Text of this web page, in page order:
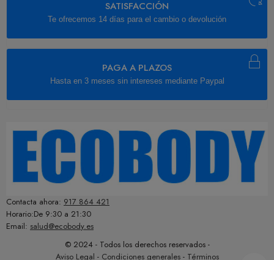
SATISFACCIÓN
Te ofrecemos 14 días para el cambio o devolución
PAGA A PLAZOS
Hasta en 3 meses sin intereses mediante Paypal
Contacta ahora: 917 864 421
Horario:De 9:30 a 21:30
Email: salud@ecobody.es
© 2024 - Todos los derechos reservados -
Aviso Legal - Condiciones generales- Términos